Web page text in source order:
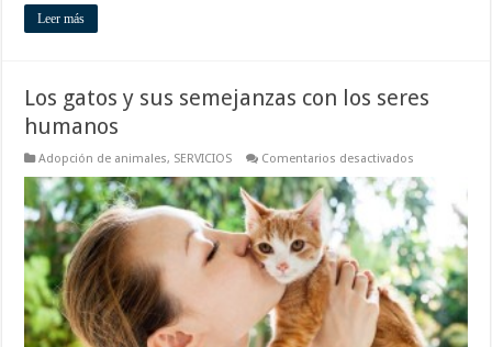
Leer más
Los gatos y sus semejanzas con los seres
humanos
Adopción de animales, SERVICIOS Comentarios desactivados
gatos
y
sus
semejanzas
con
los
seres
humanos